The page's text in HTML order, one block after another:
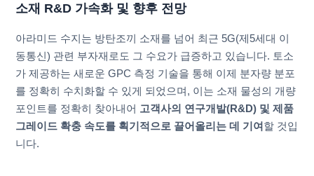
소재 R&D 가속화 및 향후 전망
아라미드 수지는 방탄조끼 소재를 넘어 최근 5G(제5세대 이
동통신) 관련 부자재로도 그 수요가 급증하고 있습니다. 토소
가 제공하는 새로운 GPC 측정 기술을 통해 이제 분자량 분포
를 정확히 수치화할 수 있게 되었으며, 이는 소재 물성의 개량
포인트를 정확히 찾아내어 고객사의 연구개발(R&D) 및 제품
그레이드 확충 속도를 획기적으로 끌어올리는 데 기여할 것입
니다.